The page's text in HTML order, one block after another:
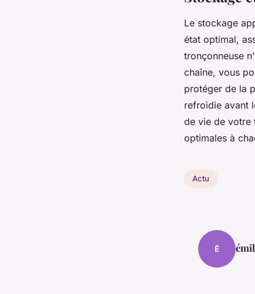
Le stockage
état optimal,
tronçonneuse
chaîne, vous
protéger de la
refroidie avant
de vie de votre
optimales à
Actu
É